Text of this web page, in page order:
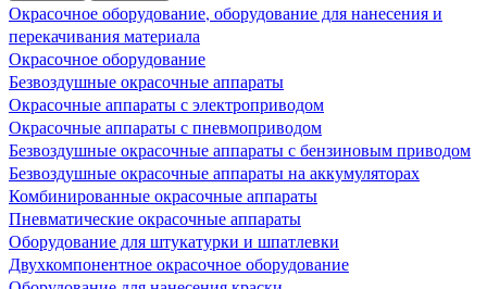
Окрасочное оборудование, оборудование для нанесения и
перекачивания материала
Окрасочное оборудование
Безвоздушные окрасочные аппараты
Окрасочные аппараты с электроприводом
Окрасочные аппараты с пневмоприводом
Безвоздушные окрасочные аппараты с бензиновым приводом
Безвоздушные окрасочные аппараты на аккумуляторах
Комбинированные окрасочные аппараты
Пневматические окрасочные аппараты
Оборудование для штукатурки и шпатлевки
Двухкомпонентное окрасочное оборудование